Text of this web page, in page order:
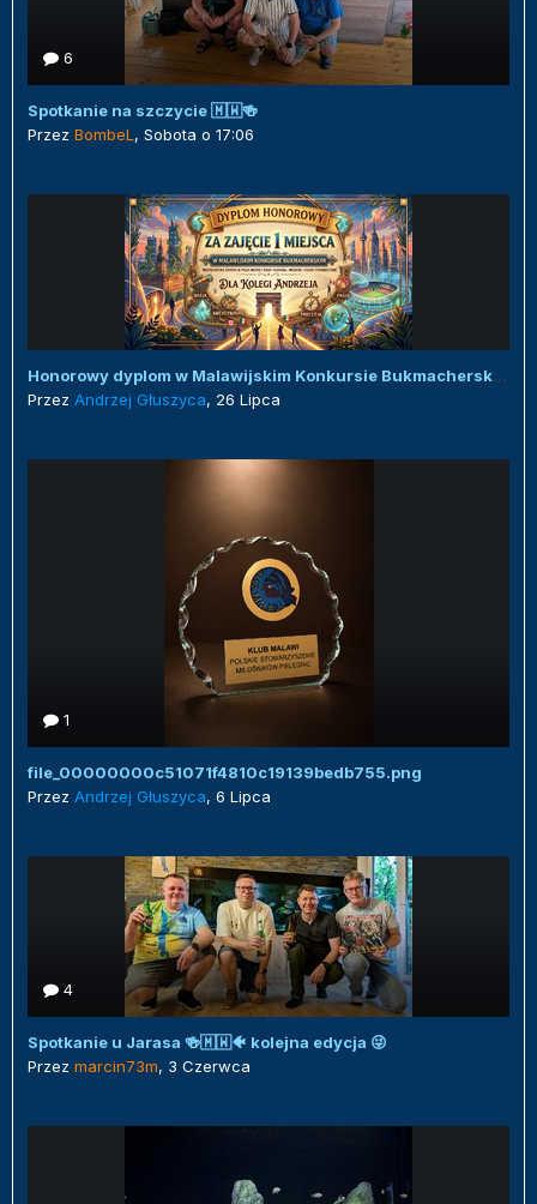
6
Spotkanie na szczycie 🇲🇼🍻
Przez BombeL , Sobota o 17:06
Honorowy dyplom w Malawijskim Konkursie Bukmacherskim :)
Przez Andrzej Głuszyca, 26 Lipca
1
file_00000000c51071f4810c19139bedb755.png
Przez Andrzej Głuszyca, 6 Lipca
4
Spotkanie u Jarasa 🍻🇲🇼🐠 kolejna edycja 😜
Przez marcin73m, 3 Czerwca